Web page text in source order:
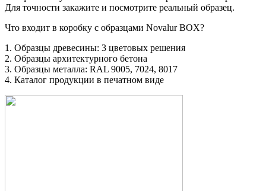
Для точности закажите и посмотрите реальный образец.
Что входит в коробку с образцами Novalur BOX?
1. Образцы древесины: 3 цветовых решения
2. Образцы архитектурного бетона
3. Образцы металла: RAL 9005, 7024, 8017
4. Каталог продукции в печатном виде